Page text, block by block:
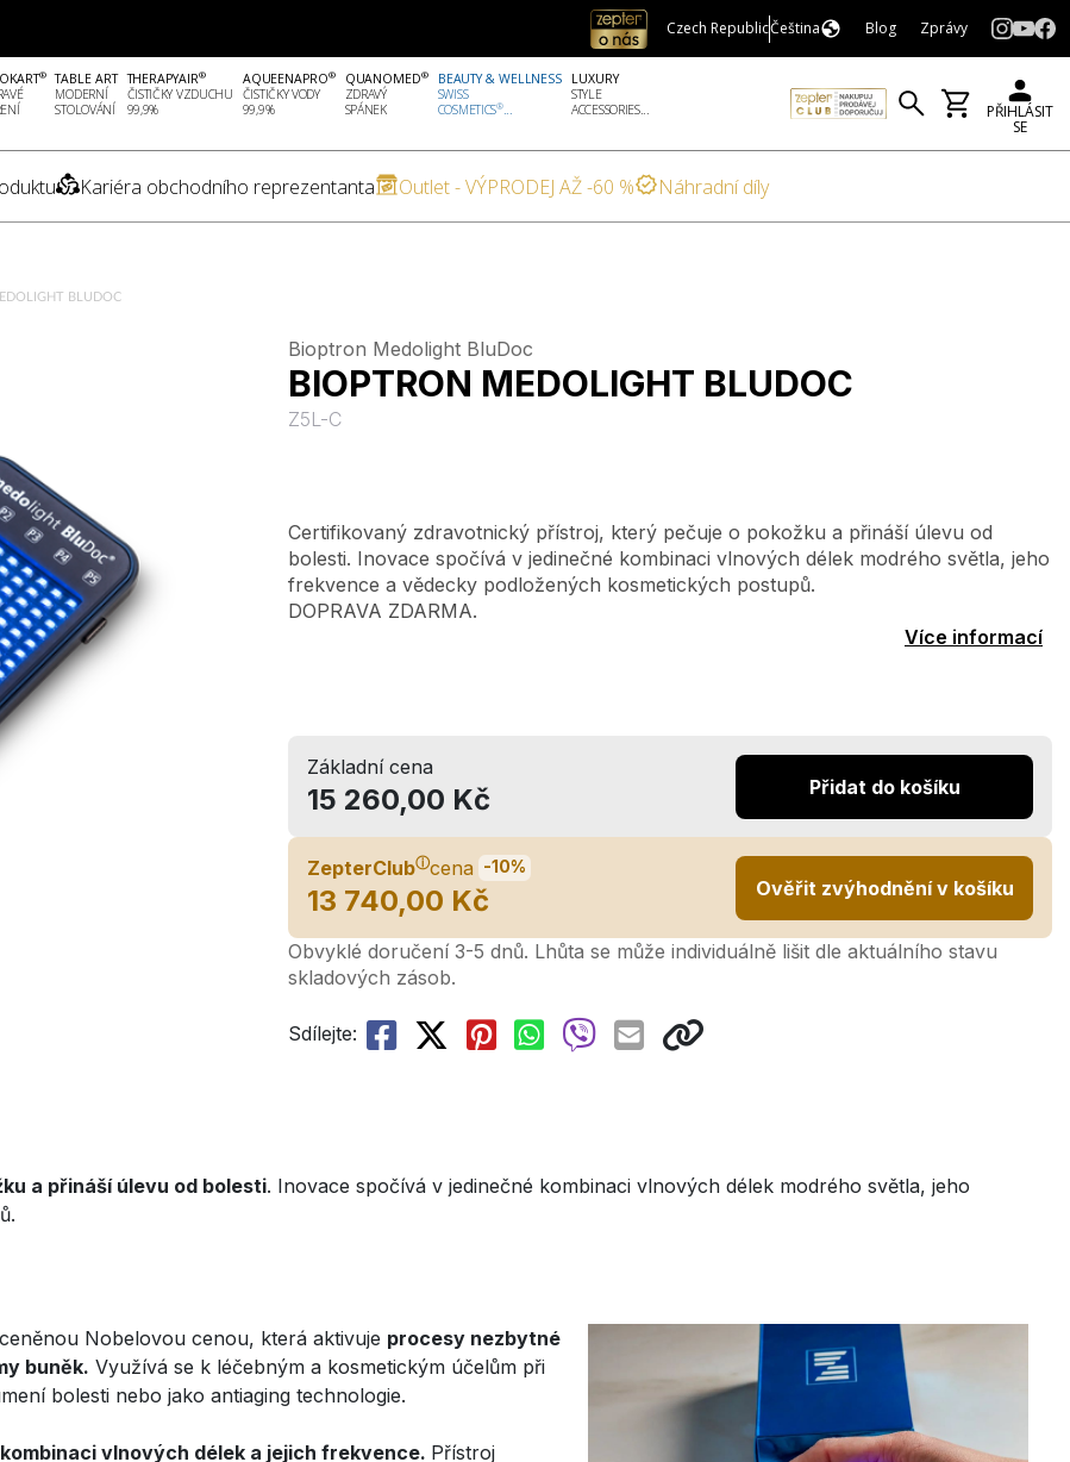
Czech RepublicČeština Blog Zprávy
®
TABLE ART
MODERNÍ
STOLOVÁNÍ
THERAPYAIR®
ČISTIČKY VZDUCHU
99,9%
AQUEENAPRO®
ČISTIČKY VODY
99,9%
QUANOMED®
ZDRAVÝ
SPÁNEK
BEAUTY & WELLNESS
SWISS
COSMETICS®...
LUXURY
STYLE
ACCESSORIES...
PŘIHLÁSIT
SE
Kariéra obchodního reprezentanta Outlet - VÝPRODEJ AŽ -60 % Náhradní díly
BLUDOC
Bioptron Medolight BluDoc
BIOPTRON MEDOLIGHT BLUDOC
Z5L-C
Certifikovaný zdravotnický přístroj, který pečuje o pokožku a přináší úlevu od
bolesti. Inovace spočívá v jedinečné kombinaci vlnových délek modrého světla, jeho
frekvence a vědecky podložených kosmetických postupů.
DOPRAVA ZDARMA.
Více informací
Základní cena
15 260,00 Kč Přidat do košíku
ZepterClubⓘcena -10%
13 740,00 Kč Ověřit zvýhodnění v košíku
Obvyklé doručení 3-5 dnů. Lhůta se může individuálně lišit dle aktuálního stavu
skladových zásob.
Sdílejte:
a přináší úlevu od bolesti. Inovace spočívá v jedinečné kombinaci vlnových délek modrého světla, jeho
Nobelovou cenou, která aktivuje procesy nezbytné
buněk. Využívá se k léčebným a kosmetickým účelům při
bolesti nebo jako antiaging technologie.
vlnových délek a jejich frekvence. Přístroj